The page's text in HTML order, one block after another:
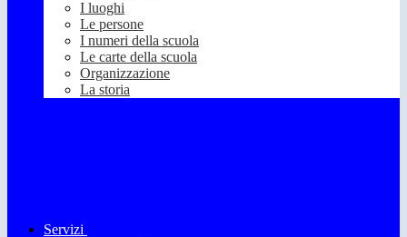
I luoghi
Le persone
I numeri della scuola
Le carte della scuola
Organizzazione
La storia
Servizi